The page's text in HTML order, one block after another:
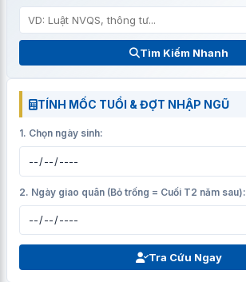
Tìm Kiếm Nhanh
TÍNH MỐC TUỔI & ĐỢT NHẬP NGŨ
1. Chọn ngày sinh:
2. Ngày giao quân (Bỏ trống = Cuối T2 năm sau):
Tra Cứu Ngay